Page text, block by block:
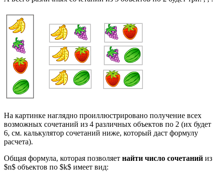
На картинке наглядно проиллюстрировано получение всех
возможных сочетаний из 4 различных объектов по 2 (их будет
6, см. калькулятор сочетаний ниже, который даст формулу
расчета).
Общая формула, которая позволяет найти число сочетаний из
$n$ объектов по $k$ имеет вид: